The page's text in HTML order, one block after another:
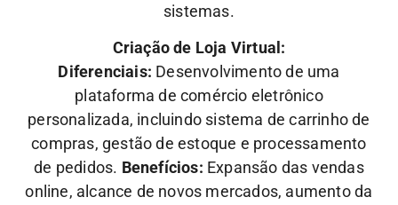
sistemas.
Criação de Loja Virtual:
Diferenciais: Desenvolvimento de uma
plataforma de comércio eletrônico
personalizada, incluindo sistema de carrinho de
compras, gestão de estoque e processamento
de pedidos. Benefícios: Expansão das vendas
online, alcance de novos mercados, aumento da